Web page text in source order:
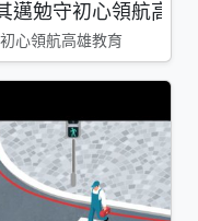
勉守初心領航高雄
心領航高雄教育